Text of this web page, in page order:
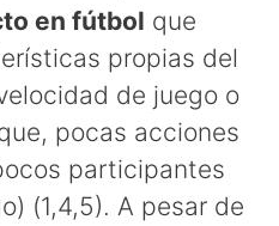
en fútbol que
propias del
de juego o
pocas acciones
participantes
(1,4,5). A pesar de